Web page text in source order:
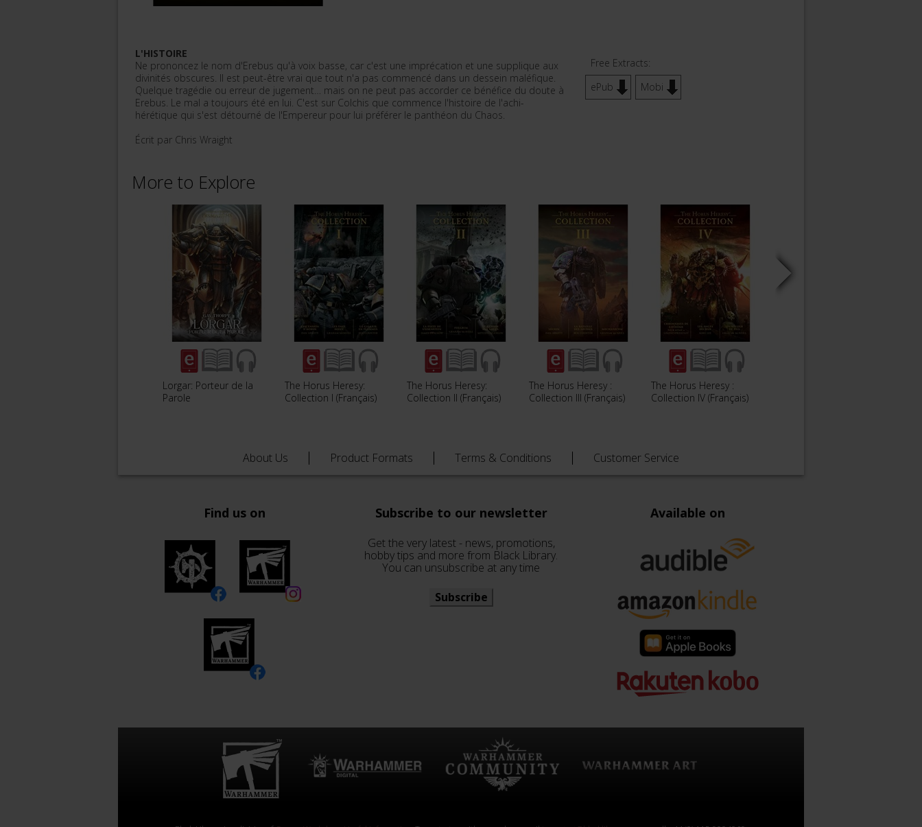
L'HISTOIRE
Ne prononcez le nom d'Erebus qu'à voix basse, car c'est une imprécation et une supplique aux
divinités obscures. Il est peut-être vrai que tout n'a pas commencé dans un dessein maléfique.
Quelque tragédie ou erreur de jugement… mais on ne peut pas accorder ce bénéfice du doute à
Erebus. Le mal a toujours été en lui. C'est sur Colchis que commence l'histoire de l'achi-
hérétique qui s'est détourné de l'Empereur pour lui préférer le panthéon du Chaos.
Écrit par Chris Wraight
Free Extracts:
ePub
Mobi
More to Explore
Lorgar: Porteur de la
Parole
The Horus Heresy:
Collection I (Français)
The Horus Heresy:
Collection II (Français)
The Horus Heresy :
Collection III (Français)
The Horus Heresy :
Collection IV (Français)
About Us Product Formats Terms & Conditions Customer Service
Find us on Subscribe to our newsletter
Get the very latest - news, promotions,
hobby tips and more from Black Library.
You can unsubscribe at any time
Subscribe
Available on